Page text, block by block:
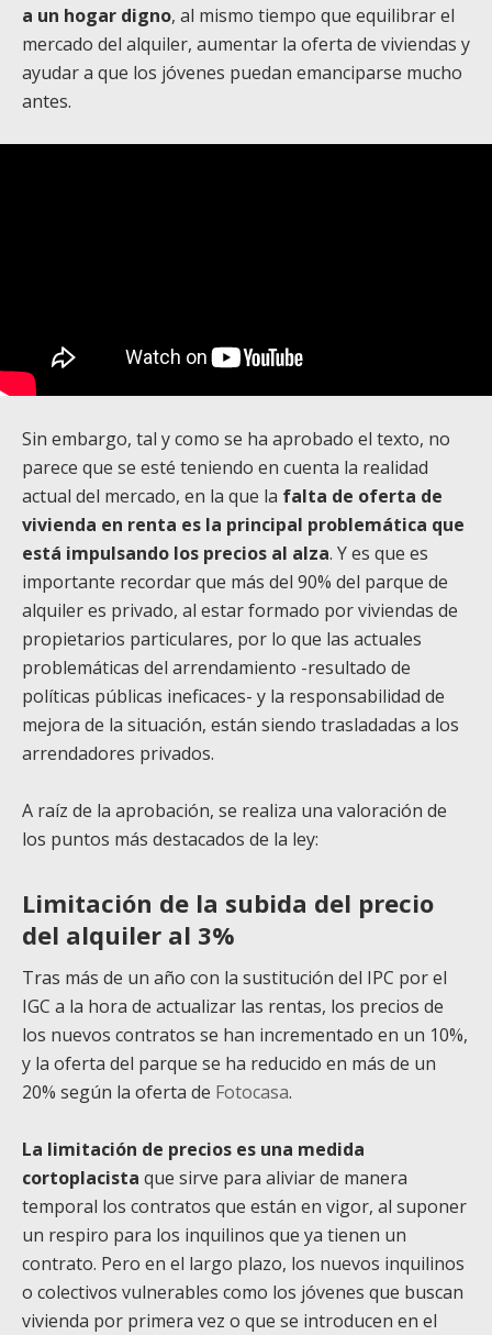
a un hogar digno, al mismo tiempo que equilibrar el
mercado del alquiler, aumentar la oferta de viviendas y
ayudar a que los jóvenes puedan emanciparse mucho
antes.
Sin embargo, tal y como se ha aprobado el texto, no
parece que se esté teniendo en cuenta la realidad
actual del mercado, en la que la falta de oferta de
vivienda en renta es la principal problemática que
está impulsando los precios al alza. Y es que es
importante recordar que más del 90% del parque de
alquiler es privado, al estar formado por viviendas de
propietarios particulares, por lo que las actuales
problemáticas del arrendamiento -resultado de
políticas públicas ineficaces- y la responsabilidad de
mejora de la situación, están siendo trasladadas a los
arrendadores privados.
A raíz de la aprobación, se realiza una valoración de
los puntos más destacados de la ley:
Limitación de la subida del precio
del alquiler al 3%
Tras más de un año con la sustitución del IPC por el
IGC a la hora de actualizar las rentas, los precios de
los nuevos contratos se han incrementado en un 10%,
y la oferta del parque se ha reducido en más de un
20% según la oferta de Fotocasa.
La limitación de precios es una medida
cortoplacista que sirve para aliviar de manera
temporal los contratos que están en vigor, al suponer
un respiro para los inquilinos que ya tienen un
contrato. Pero en el largo plazo, los nuevos inquilinos
o colectivos vulnerables como los jóvenes que buscan
vivienda por primera vez o que se introducen en el